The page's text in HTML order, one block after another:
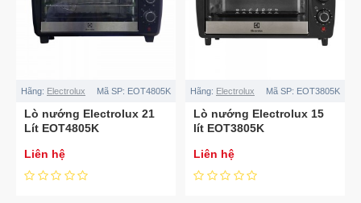
Hãng: Electrolux Mã SP: EOT4805K
Lò nướng Electrolux 21
Lít EOT4805K
Liên hệ
Hãng: Electrolux Mã SP: EOT3805K
Lò nướng Electrolux 15
lít EOT3805K
Liên hệ